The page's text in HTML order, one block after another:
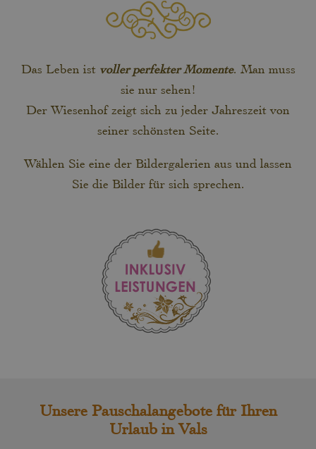
Das Leben ist voller perfekter Momente. Man muss
sie nur sehen!
Der Wiesenhof zeigt sich zu jeder Jahreszeit von
seiner schönsten Seite.
Wählen Sie eine der Bildergalerien aus und lassen
Sie die Bilder für sich sprechen.
Unsere Pauschalangebote für Ihren
Urlaub in Vals